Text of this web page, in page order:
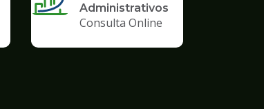
Administrativos
Consulta Online